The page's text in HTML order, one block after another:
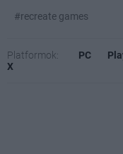
#recreate games
Platformok: PC
X